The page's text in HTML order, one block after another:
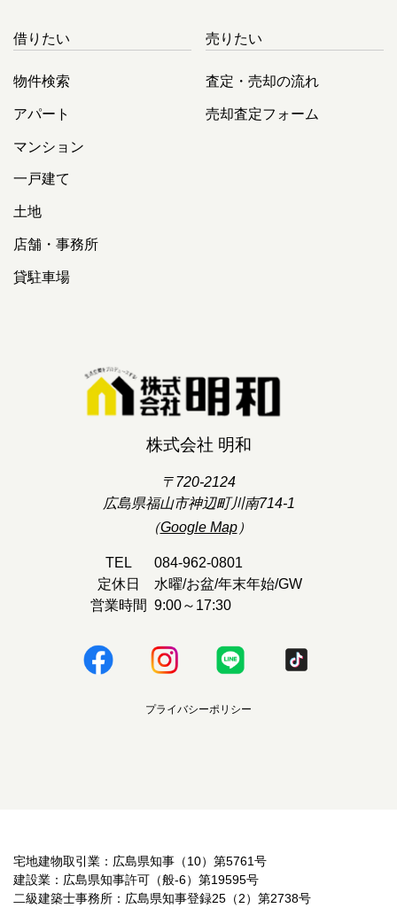
借りたい
物件検索
アパート
マンション
一戸建て
土地
店舗・事務所
貸駐車場
売りたい
査定・売却の流れ
売却査定フォーム
株式会社 明和
〒720-2124
広島県福山市神辺町川南714-1
（Google Map）
TEL
084-962-0801
定休日
水曜/お盆/年末年始/GW
営業時間 9:00～17:30
プライバシーポリシー
宅地建物取引業：広島県知事（10）第5761号
建設業：広島県知事許可（般-6）第19595号
二級建築士事務所：広島県知事登録25（2）第2738号